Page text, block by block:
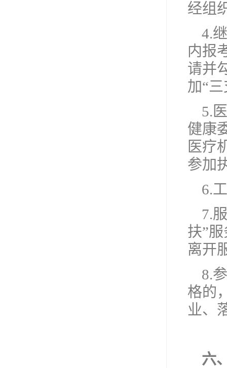
经组
4.
内报
请并
加“
5.
健康
医疗
参加
6.
7.
扶”
离开
8.
格的
业、
六